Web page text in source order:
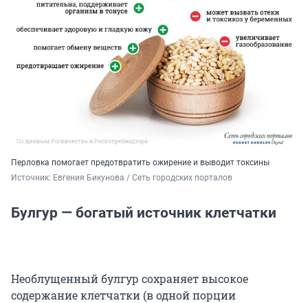
Перловка помогает предотвратить ожирение и выводит токсины
Источник: Евгения Бикунова / Сеть городских порталов
Булгур — богатый источник клетчатки
Необлущенный булгур сохраняет высокое
содержание клетчатки (в одной порции